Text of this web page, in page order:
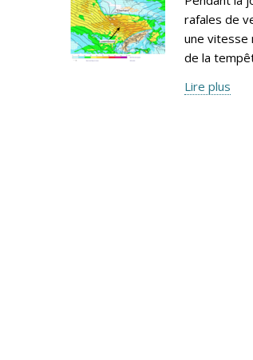
rafales de
une vitesse
de la
Lire plus